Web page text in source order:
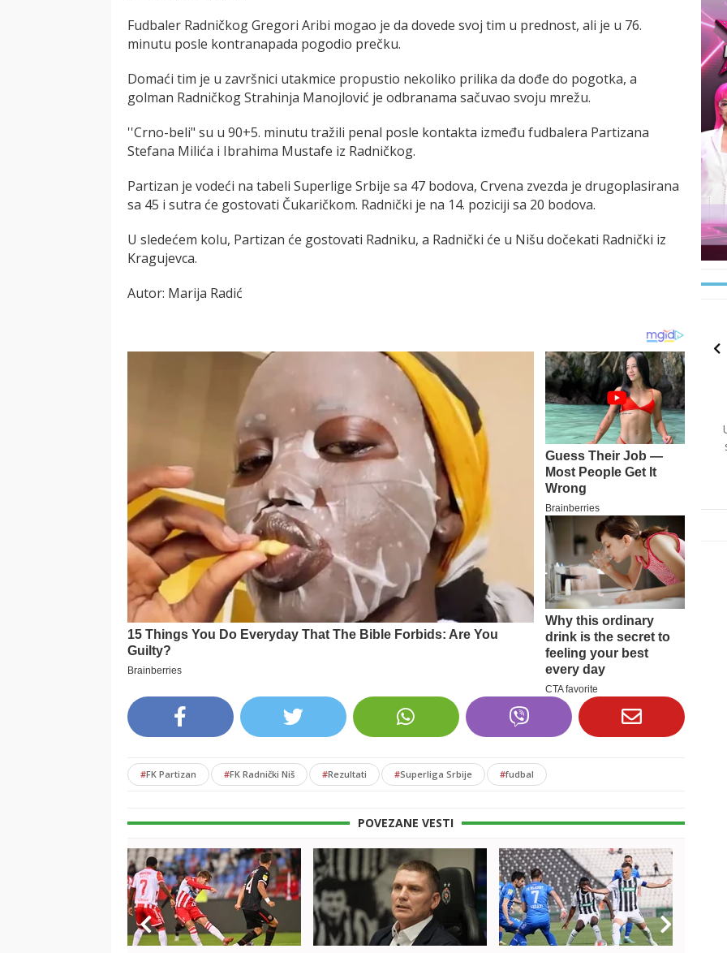
Fudbaler Radničkog Gregori Aribi mogao je da dovede svoj tim u prednost, ali je u 76.
minutu posle kontranapada pogodio prečku.
Domaći tim je u završnici utakmice propustio nekoliko prilika da dođe do pogotka, a
golman Radničkog Strahinja Manojlović je odbranama sačuvao svoju mrežu.
''Crno-beli" su u 90+5. minutu tražili penal posle kontakta između fudbalera Partizana
Stefana Milića i Ibrahima Mustafe iz Radničkog.
Partizan je vodeći na tabeli Superlige Srbije sa 47 bodova, Crvena zvezda je drugoplasirana
sa 45 i sutra će gostovati Čukaričkom. Radnički je na 14. poziciji sa 20 bodova.
U sledećem kolu, Partizan će gostovati Radniku, a Radnički će u Nišu dočekati Radnički iz
Kragujevca.
Autor: Marija Radić
#FK Partizan #FK Radnički Niš #Rezultati #Superliga Srbije #fudbal
POVEZANE VESTI